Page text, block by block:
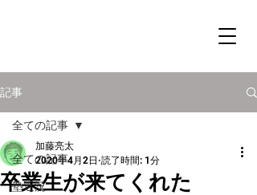
記事
全ての記事
塾近況
全ての記事
卒業生が来てくれた
加藤亮太
2020年4月2日 読了時間: 1分